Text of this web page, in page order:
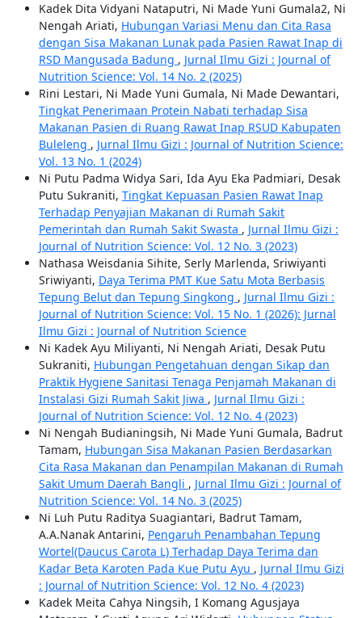
Kadek Dita Vidyani Nataputri, Ni Made Yuni Gumala2, Ni
Nengah Ariati, Hubungan Variasi Menu dan Cita Rasa
dengan Sisa Makanan Lunak pada Pasien Rawat Inap di
RSD Mangusada Badung , Jurnal Ilmu Gizi : Journal of
Nutrition Science: Vol. 14 No. 2 (2025)
Rini Lestari, Ni Made Yuni Gumala, Ni Made Dewantari,
Tingkat Penerimaan Protein Nabati terhadap Sisa
Makanan Pasien di Ruang Rawat Inap RSUD Kabupaten
Buleleng , Jurnal Ilmu Gizi : Journal of Nutrition Science:
Vol. 13 No. 1 (2024)
Ni Putu Padma Widya Sari, Ida Ayu Eka Padmiari, Desak
Putu Sukraniti, Tingkat Kepuasan Pasien Rawat Inap
Terhadap Penyajian Makanan di Rumah Sakit
Pemerintah dan Rumah Sakit Swasta , Jurnal Ilmu Gizi :
Journal of Nutrition Science: Vol. 12 No. 3 (2023)
Nathasa Weisdania Sihite, Serly Marlenda, Sriwiyanti
Sriwiyanti, Daya Terima PMT Kue Satu Mota Berbasis
Tepung Belut dan Tepung Singkong , Jurnal Ilmu Gizi :
Journal of Nutrition Science: Vol. 15 No. 1 (2026): Jurnal
Ilmu Gizi : Journal of Nutrition Science
Ni Kadek Ayu Miliyanti, Ni Nengah Ariati, Desak Putu
Sukraniti, Hubungan Pengetahuan dengan Sikap dan
Praktik Hygiene Sanitasi Tenaga Penjamah Makanan di
Instalasi Gizi Rumah Sakit Jiwa , Jurnal Ilmu Gizi :
Journal of Nutrition Science: Vol. 12 No. 4 (2023)
Ni Nengah Budianingsih, Ni Made Yuni Gumala, Badrut
Tamam, Hubungan Sisa Makanan Pasien Berdasarkan
Cita Rasa Makanan dan Penampilan Makanan di Rumah
Sakit Umum Daerah Bangli , Jurnal Ilmu Gizi : Journal of
Nutrition Science: Vol. 14 No. 3 (2025)
Ni Luh Putu Raditya Suagiantari, Badrut Tamam,
A.A.Nanak Antarini, Pengaruh Penambahan Tepung
Wortel(Daucus Carota L) Terhadap Daya Terima dan
Kadar Beta Karoten Pada Kue Putu Ayu , Jurnal Ilmu Gizi
: Journal of Nutrition Science: Vol. 12 No. 4 (2023)
Kadek Meita Cahya Ningsih, I Komang Agusjaya